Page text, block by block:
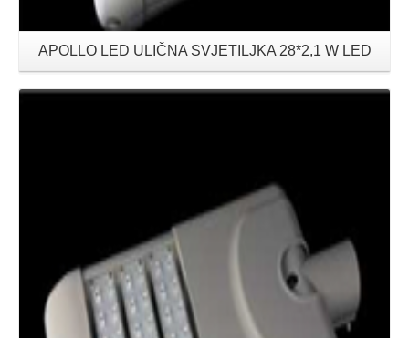
APOLLO LED ULIČNA SVJETILJKA 28*2,1 W LED